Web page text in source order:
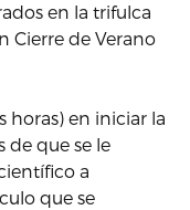
en la trifulca
Cierre de Verano
horas) en iniciar la
de que se le
a
que se